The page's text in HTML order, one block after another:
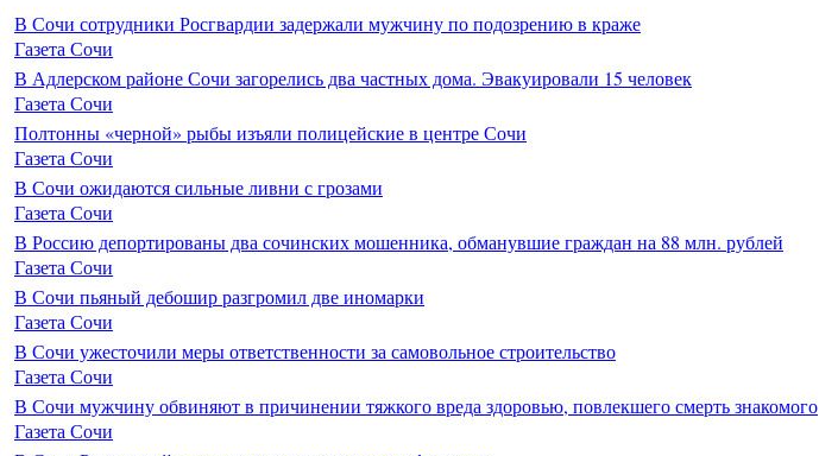
В Сочи сотрудники Росгвардии задержали мужчину по подозрению в краже
Газета Сочи
В Адлерском районе Сочи загорелись два частных дома. Эвакуировали 15 человек
Газета Сочи
Полтонны «черной» рыбы изъяли полицейские в центре Сочи
Газета Сочи
В Сочи ожидаются сильные ливни с грозами
Газета Сочи
В Россию депортированы два сочинских мошенника, обманувшие граждан на 88 млн. рублей
Газета Сочи
В Сочи пьяный дебошир разгромил две иномарки
Газета Сочи
В Сочи ужесточили меры ответственности за самовольное строительство
Газета Сочи
В Сочи мужчину обвиняют в причинении тяжкого вреда здоровью, повлекшего смерть знакомого
Газета Сочи